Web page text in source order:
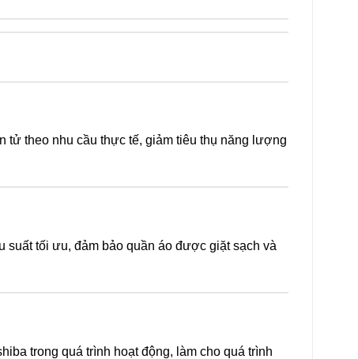
tử theo nhu cầu thực tế, giảm tiêu thụ năng lượng
suất tối ưu, đảm bảo quần áo được giặt sạch và
trong quá trình hoạt động, làm cho quá trình